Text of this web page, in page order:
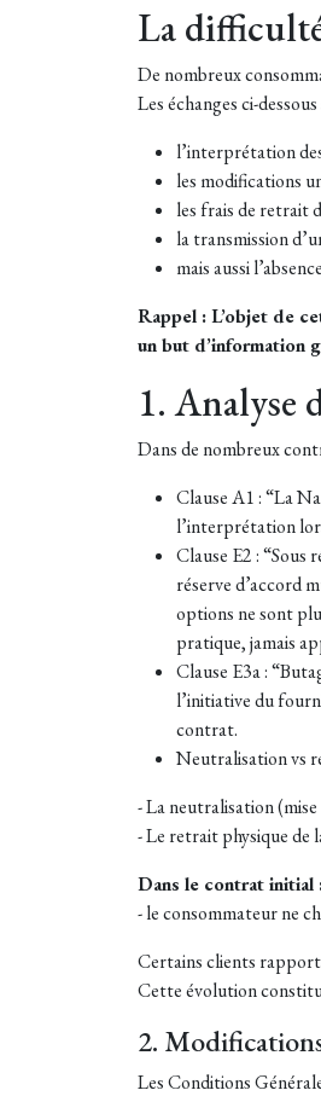
La
De nombreux
Les échanges ci-
l’interprétation
les modifications
les frais de retrait
la transmission
mais aussi
Rappel : L’objet de
un but d’information
1. Analyse
Dans de nombreux
Clause A1 : “La
l’interprétation
Clause E2 :
réserve d’accord
options ne sont
pratique, jamais
Clause E3a :
l’initiative du
contrat.
Neutralisation vs
- La neutralisation
- Le retrait physique de
Dans le contrat initial
- le consommateur ne
Certains clients
Cette évolution
2.
Les Conditions